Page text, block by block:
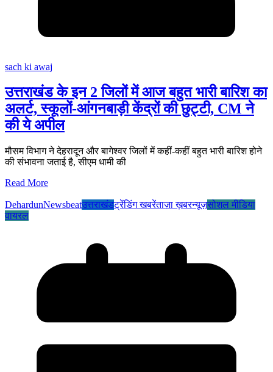
sach ki awaj
उत्तराखंड के इन 2 जिलों में आज बहुत भारी बारिश का
अलर्ट, स्कूलों-आंगनबाड़ी केंद्रों की छुट्टी, CM ने
की ये अपील
मौसम विभाग ने देहरादून और बागेश्वर जिलों में कहीं-कहीं बहुत भारी बारिश होने
की संभावना जताई है, सीएम धामी की
Read More
DehardunNewsbeatउत्तराखंडट्रेंडिंग खबरेंताज़ा ख़बरन्यूज़सोशल मीडिया
वायरल